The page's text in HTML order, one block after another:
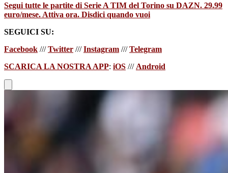
Segui tutte le partite di Serie A TIM del Torino su DAZN. 29.99
euro/mese. Attiva ora. Disdici quando vuoi
SEGUICI SU:
Facebook ///Twitter ///Instagram ///Telegram
SCARICA LA NOSTRA APP: iOS /// Android